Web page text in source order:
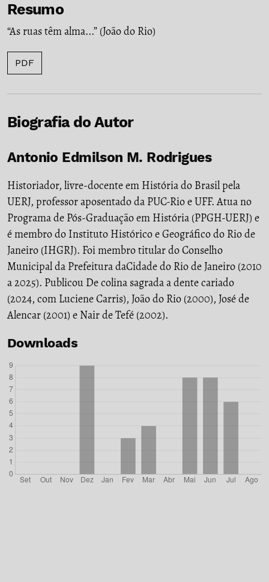
Resumo
“As ruas têm alma...” (João do Rio)
PDF
Biografia do Autor
Antonio Edmilson M. Rodrigues
Historiador, livre-docente em História do Brasil pela
UERJ, professor aposentado da PUC-Rio e UFF. Atua no
Programa de Pós-Graduação em História (PPGH-UERJ) e
é membro do Instituto Histórico e Geográfico do Rio de
Janeiro (IHGRJ). Foi membro titular do Conselho
Municipal da Prefeitura daCidade do Rio de Janeiro (2010
a 2025). Publicou De colina sagrada a dente cariado
(2024, com Luciene Carris), João do Rio (2000), José de
Alencar (2001) e Nair de Tefé (2002).
Downloads